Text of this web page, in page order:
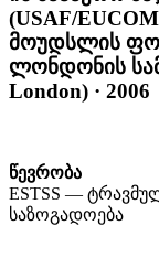
(USAF/
მოუდსლის
ლონდონის
London) · 2006
წევრობა
ESTSS —
საზოგადოება